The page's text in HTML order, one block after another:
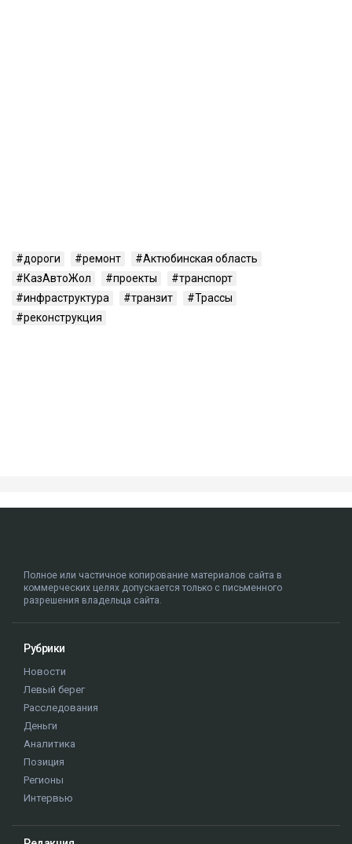
дороги ремонт
Актюбинская область
КазАвтоЖол
проекты
транспорт
инфраструктура
транзит
Трассы
реконструкция
Полное или частичное копирование материалов сайта в
коммерческих целях допускается только с письменного
разрешения владельца сайта.
Рубрики
Новости
Левый берег
Расследования
Деньги
Аналитика
Позиция
Регионы
Интервью